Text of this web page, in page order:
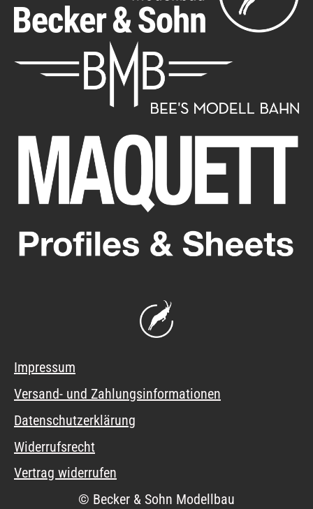
Impressum
Versand- und Zahlungsinformationen
Datenschutzerklärung
Widerrufsrecht
Vertrag widerrufen
© Becker & Sohn Modellbau